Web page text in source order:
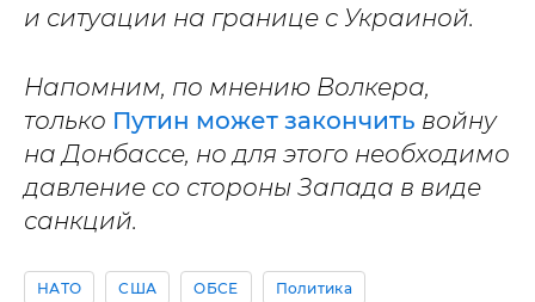
и ситуации на границе с Украиной.
Напомним, по мнению Волкера,
только Путин может закончить войну
на Донбассе, но для этого необходимо
давление со стороны Запада в виде
санкций.
НАТО США ОБСЕ Политика